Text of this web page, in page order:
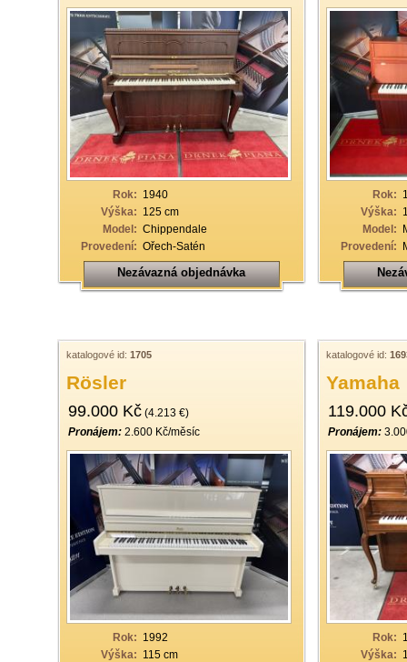
Rok: 1940
Výška: 125 cm
Model: Chippendale
Provedení: Ořech-Satén
Nezávazná objednávka
Rok:
Výška:
Model:
Provedení:
katalogové id: 1705
Rösler
99.000 Kč (4.213 €)
Pronájem: 2.600 Kč/měsíc
Rok: 1992
Výška: 115 cm
katalogové id:
Yamaha
119.000
Pronájem:
Rok:
Výška: